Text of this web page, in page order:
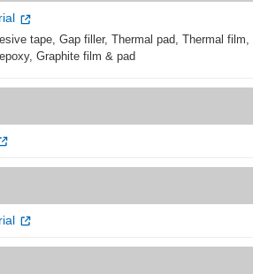
tape, Gap filler, Thermal pad, Thermal film,
Graphite film & pad